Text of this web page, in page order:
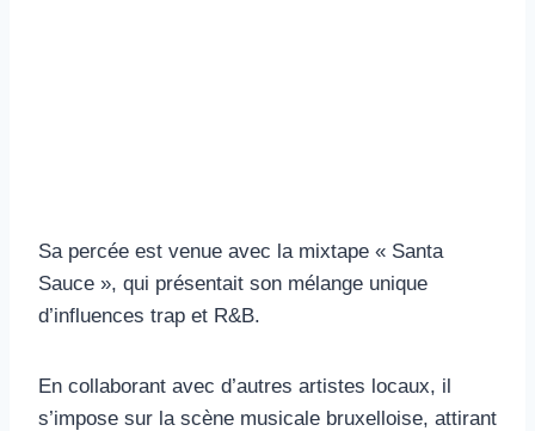
Sa percée est venue avec la mixtape « Santa
Sauce », qui présentait son mélange unique
d’influences trap et R&B.
En collaborant avec d’autres artistes locaux, il
s’impose sur la scène musicale bruxelloise, attirant